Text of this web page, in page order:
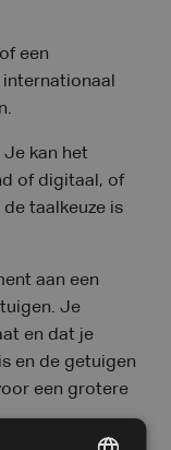
een
Je kan het
of digitaal, of
taalkeuze is
aan een
Je
en dat je
en de getuigen
een grotere